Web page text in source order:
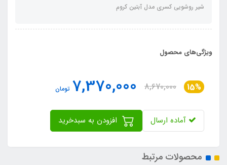
شیر روشویی کسری مدل آبتین کروم
ویژگی‌های محصول
15%
8,670,000
7,370,000 تومان
آماده ارسال
محصولات مرتبط